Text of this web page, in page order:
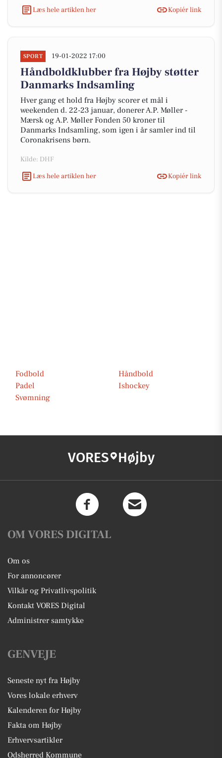
Læs hele artiklen her
Kopiér link
SPORT 19-01-2022 17:00
Håndboldklubber fra Højby støtter
Danmarks Indsamling
Hver gang et hold fra Højby scorer et mål i
weekenden d. 22-23 januar, donerer A.P. Møller -
Mærsk og A.P. Møller Fonden 50 kroner til
Danmarks Indsamling, som igen i år samler ind til
Coronakrisens børn.
Kilde: DHF
Læs hele artiklen her
Kopiér link
Fodbold
Håndbold
Padel
Ishockey
Svømning
VORES Højby
OM VORES DIGITAL
Om os
For annoncører
Vilkår og Privatlivspolitik
Kontakt VORES Digital
Administrer samtykke
GENVEJE
Seneste nyt fra Højby
Vores lokale erhverv
Kalenderen for Højby
Fakta om Højby
Erhvervsartikler
Odsherred Kommune